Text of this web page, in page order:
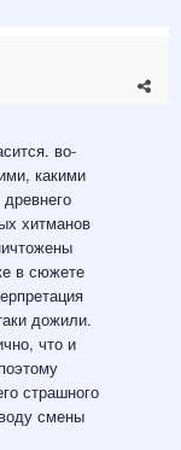
во-
какими
хитманов
в сюжете
дожили.
что и
страшного
смены